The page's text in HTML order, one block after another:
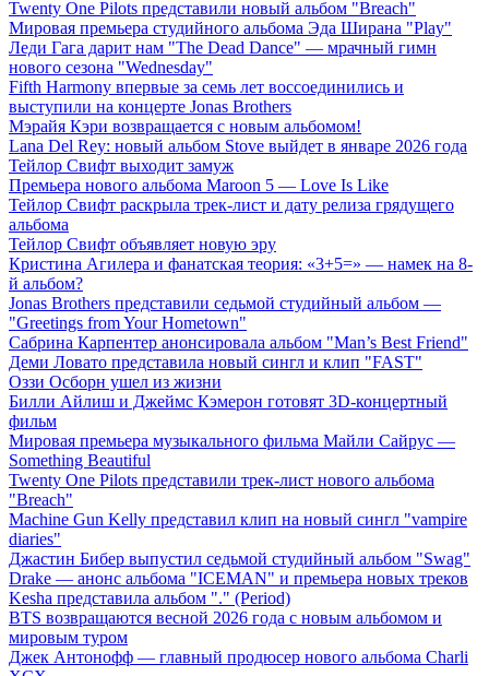
Twenty One Pilots представили новый альбом "Breach"
Мировая премьера студийного альбома Эда Ширана "Play"
Леди Гага дарит нам "The Dead Dance" — мрачный гимн
нового сезона "Wednesday"
Fifth Harmony впервые за семь лет воссоединились и
выступили на концерте Jonas Brothers
Мэрайя Кэри возвращается с новым альбомом!
Lana Del Rey: новый альбом Stove выйдет в январе 2026 года
Тейлор Свифт выходит замуж
Премьера нового альбома Maroon 5 — Love Is Like
Тейлор Свифт раскрыла трек-лист и дату релиза грядущего
альбома
Тейлор Свифт объявляет новую эру
Кристина Агилера и фанатская теория: «3+5=» — намек на 8-
й альбом?
Jonas Brothers представили седьмой студийный альбом —
"Greetings from Your Hometown"
Сабрина Карпентер анонсировала альбом "Man’s Best Friend"
Деми Ловато представила новый сингл и клип "FAST"
Оззи Осборн ушел из жизни
Билли Айлиш и Джеймс Кэмерон готовят 3D-концертный
фильм
Мировая премьера музыкального фильма Майли Сайрус —
Something Beautiful
Twenty One Pilots представили трек-лист нового альбома
"Breach"
Machine Gun Kelly представил клип на новый сингл "vampire
diaries"
Джастин Бибер выпустил седьмой студийный альбом "Swag"
Drake — анонс альбома "ICEMAN" и премьера новых треков
Kesha представила альбом "." (Period)
BTS возвращаются весной 2026 года с новым альбомом и
мировым туром
Джек Антонофф — главный продюсер нового альбома Charli